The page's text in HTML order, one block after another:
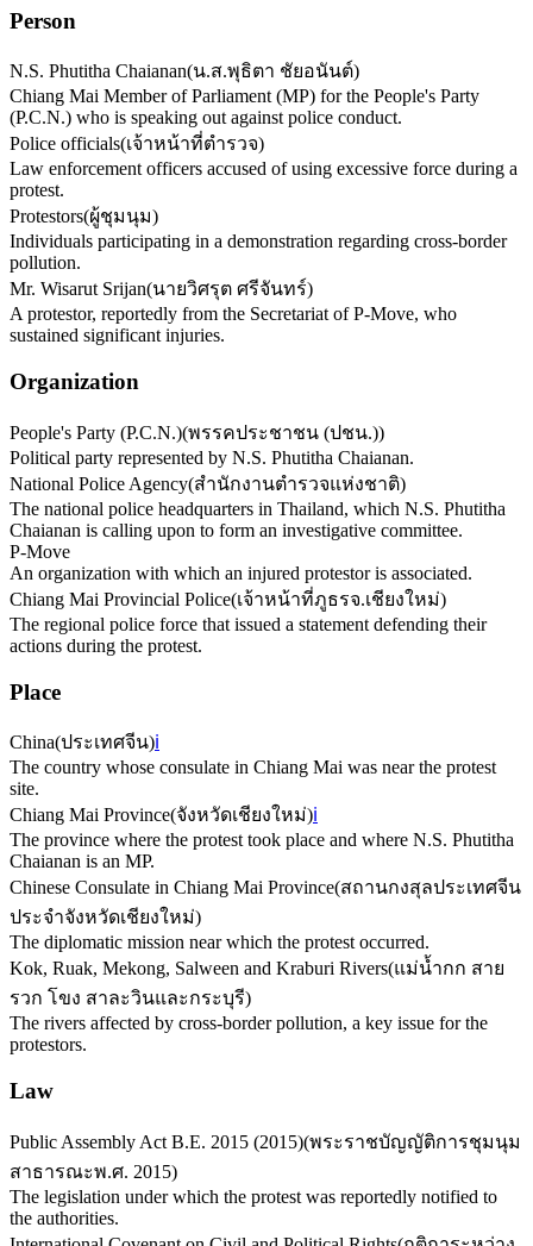
Person
N.S. Phutitha Chaianan(น.ส.พุธิตา ชัยอนันต์)
Chiang Mai Member of Parliament (MP) for the People's Party
(P.C.N.) who is speaking out against police conduct.
Police officials(เจ้าหน้าที่ตำรวจ)
Law enforcement officers accused of using excessive force during a
protest.
Protestors(ผู้ชุมนุม)
Individuals participating in a demonstration regarding cross-border
pollution.
Mr. Wisarut Srijan(นายวิศรุต ศรีจันทร์)
A protestor, reportedly from the Secretariat of P-Move, who
sustained significant injuries.
Organization
People's Party (P.C.N.)(พรรคประชาชน (ปชน.))
Political party represented by N.S. Phutitha Chaianan.
National Police Agency(สำนักงานตำรวจแห่งชาติ)
The national police headquarters in Thailand, which N.S. Phutitha
Chaianan is calling upon to form an investigative committee.
P-Move
An organization with which an injured protestor is associated.
Chiang Mai Provincial Police(เจ้าหน้าที่ภูธรจ.เชียงใหม่)
The regional police force that issued a statement defending their
actions during the protest.
Place
China(ประเทศจีน)ℹ️
The country whose consulate in Chiang Mai was near the protest
site.
Chiang Mai Province(จังหวัดเชียงใหม่)ℹ️
The province where the protest took place and where N.S. Phutitha
Chaianan is an MP.
Chinese Consulate in Chiang Mai Province(สถานกงสุลประเทศจีน
ประจำจังหวัดเชียงใหม่)
The diplomatic mission near which the protest occurred.
Kok, Ruak, Mekong, Salween and Kraburi Rivers(แม่น้ำกก สาย
รวก โขง สาละวินและกระบุรี)
The rivers affected by cross-border pollution, a key issue for the
protestors.
Law
Public Assembly Act B.E. 2015 (2015)(พระราชบัญญัติการชุมนุม
สาธารณะพ.ศ. 2015)
The legislation under which the protest was reportedly notified to
the authorities.